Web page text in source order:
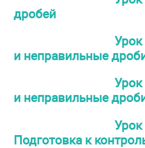
дробей
и неправильные
и неправильные
Подготовка к